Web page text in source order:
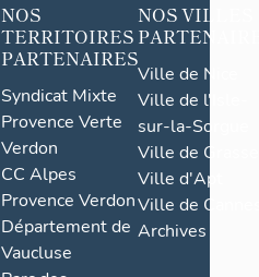
NOS
TERRITOIRES
PARTENAIRES
Syndicat Mixte
Provence Verte
Verdon
CC Alpes
Provence Verdon
Département de
Vaucluse
NOS VILLES
Ville de Nice
Ville de l'Isle-
sur-la-Sorgue
Ville de Grasse
Ville d'Apt
Ville de
Archives